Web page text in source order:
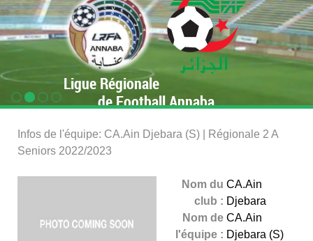
Ligue Régionale
de Football Annaba
Infos de l'équipe: CA.Ain Djebara (S) | Régionale 2 A
Seniors 2022/2023
Nom du
club :
CA.Ain
Djebara
Nom de
l'équipe :
CA.Ain
Djebara (S)